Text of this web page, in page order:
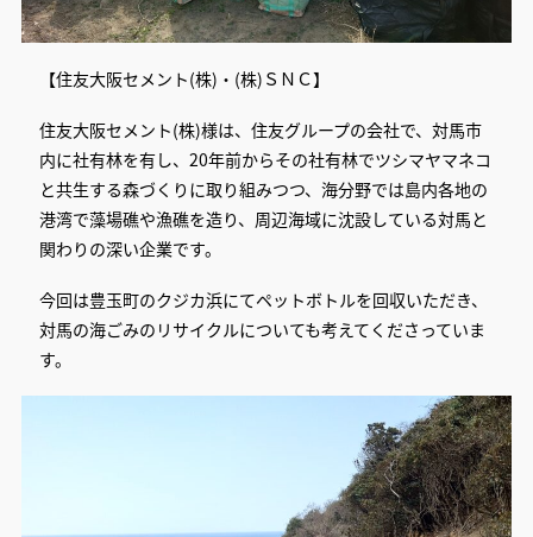
【住友大阪セメント(株)・(株)ＳＮＣ】
住友大阪セメント(株)様は、住友グループの会社で、対馬市
内に社有林を有し、20年前からその社有林でツシマヤマネコ
と共生する森づくりに取り組みつつ、海分野では島内各地の
港湾で藻場礁や漁礁を造り、周辺海域に沈設している対馬と
関わりの深い企業です。
今回は豊玉町のクジカ浜にてペットボトルを回収いただき、
対馬の海ごみのリサイクルについても考えてくださっていま
す。